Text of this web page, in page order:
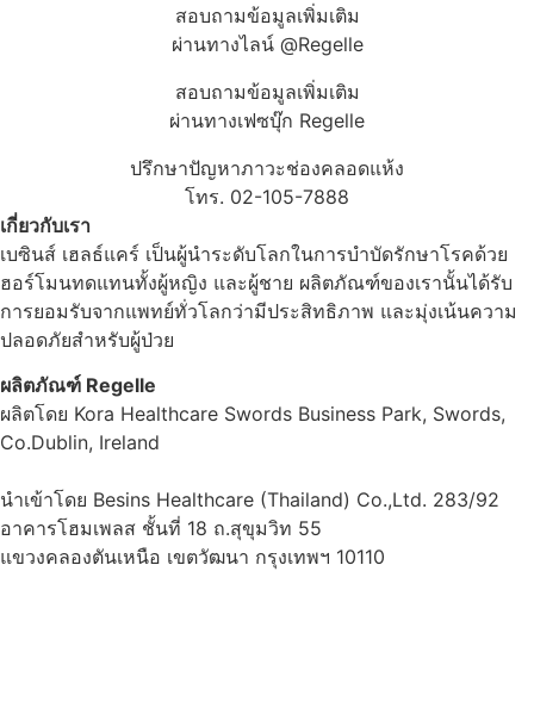
สอบถามข้อมูลเพิ่มเติม
ผ่านทางไลน์ @Regelle
สอบถามข้อมูลเพิ่มเติม
ผ่านทางเฟซบุ๊ก Regelle
ปรึกษาปัญหาภาวะช่องคลอดแห้ง
โทร. 02-105-7888
เกี่ยวกับเรา
เบซินส์ เฮลธ์แคร์ เป็นผู้นำระดับโลกในการบำบัดรักษาโรคด้วย
ฮอร์โมนทดแทนทั้งผู้หญิง และผู้ชาย ผลิตภัณฑ์ของเรานั้นได้รับ
การยอมรับจากแพทย์ทั่วโลกว่ามีประสิทธิภาพ และมุ่งเน้นความ
ปลอดภัยสำหรับผู้ป่วย
ผลิตภัณฑ์ Regelle
ผลิตโดย Kora Healthcare Swords Business Park, Swords,
Co.Dublin, Ireland
นำเข้าโดย Besins Healthcare (Thailand) Co.,Ltd. 283/92
อาคารโฮมเพลส ชั้นที่ 18 ถ.สุขุมวิท 55
แขวงคลองตันเหนือ เขตวัฒนา กรุงเทพฯ 10110